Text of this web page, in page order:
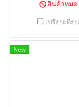
สินค้าหมด
เปรียบเทียบ
New